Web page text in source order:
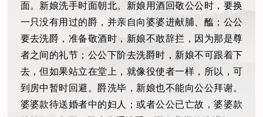
面。新娘洗手时面朝北。新娘用酒回敬公公时，要换
一只没有用过的爵，并亲自向婆婆进献脯、醢；公公
要去洗爵，准备敬酒时，新娘不敢辞拦，因为那是尊
者之间的礼节；公公下阶去洗爵时，新娘不可跟着下
去，但如果站立在堂上，就像役使者一样，所以，可
到房中暂时回避。爵洗毕，新娘也不能向公公拜谢。
婆婆款待送婚者中的妇人；或者公公已亡故，婆婆款